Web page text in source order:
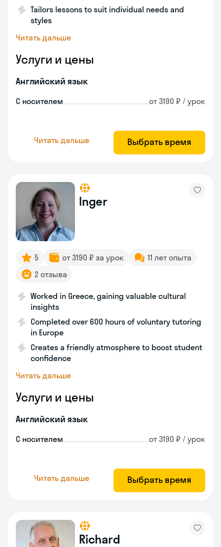
Tailors lessons to suit individual needs and
styles
Читать дальше
Услуги и цены
Английский язык
С носителем от 3190 ₽ / урок
Читать дальше Выбрать время
Inger
5 от 3190 ₽ за урок
11 лет опыта
2 отзыва
Worked in Greece, gaining valuable cultural
insights
Completed over 600 hours of voluntary tutoring
in Europe
Creates a friendly atmosphere to boost student
confidence
Читать дальше
Услуги и цены
Английский язык
С носителем от 3190 ₽ / урок
Читать дальше Выбрать время
Richard